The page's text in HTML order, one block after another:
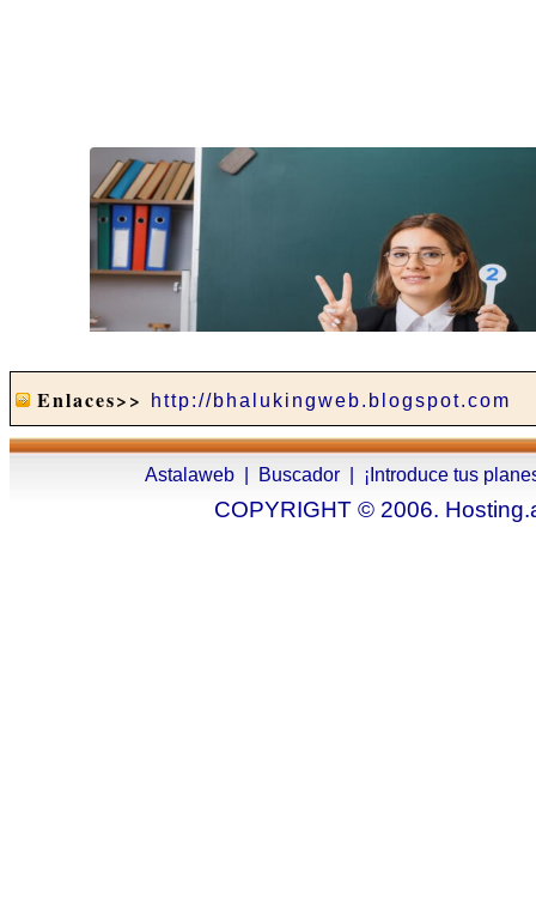
Enlaces>> http://bhalukingweb.blogspot.com
Astalaweb Buscador ¡Introduce tus
COPYRIGHT © 2006.